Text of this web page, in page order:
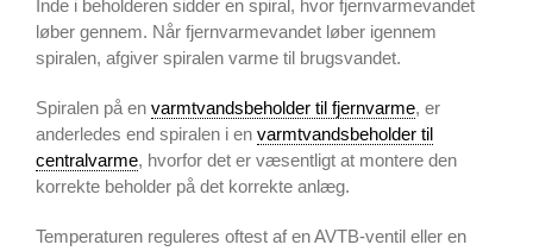
Inde i beholderen sidder en spiral, hvor fjernvarmevandet
løber gennem. Når fjernvarmevandet løber igennem
spiralen, afgiver spiralen varme til brugsvandet.
Spiralen på en varmtvandsbeholder til fjernvarme, er
anderledes end spiralen i en varmtvandsbeholder til
centralvarme, hvorfor det er væsentligt at montere den
korrekte beholder på det korrekte anlæg.
Temperaturen reguleres oftest af en AVTB-ventil eller en